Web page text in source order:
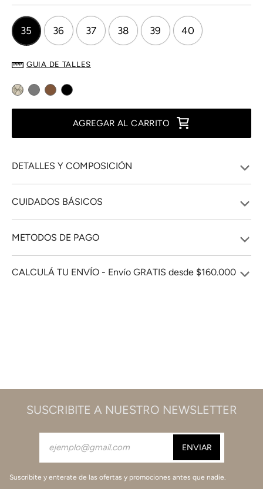
35 36 37 38 39 40
GUIA DE TALLES
AGREGAR AL CARRITO
DETALLES Y COMPOSICIÓN
CUIDADOS BÁSICOS
METODOS DE PAGO
CALCULÁ TU ENVÍO - Envío GRATIS desde $160.000
SUSCRIBITE A NUESTRO NEWSLETTER
Suscribite y enterate de las ofertas y promociones antes que nadie.